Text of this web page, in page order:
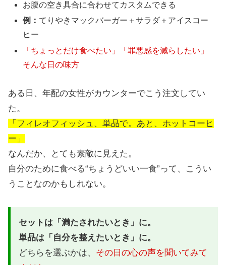
お腹の空き具合に合わせてカスタムできる
例： てりやきマックバーガー＋サラダ＋アイスコー
ヒー
「ちょっとだけ食べたい」「罪悪感を減らしたい」
そんな日の味方
ある日、年配の女性がカウンターでこう注文してい
た。
「フィレオフィッシュ、単品で。あと、ホットコーヒ
ー」
なんだか、とても素敵に見えた。
自分のために食べる“ちょうどいい一食”って、こうい
うことなのかもしれない。
セットは「満たされたいとき」に。
単品は「自分を整えたいとき」に。
どちらを選ぶかは、 その日の心の声を聞いてみて